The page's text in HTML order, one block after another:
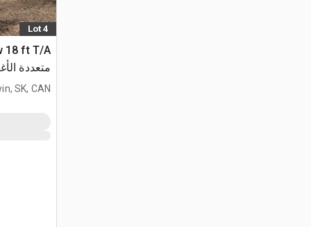
Lot 4
متعددة
SK, CAN